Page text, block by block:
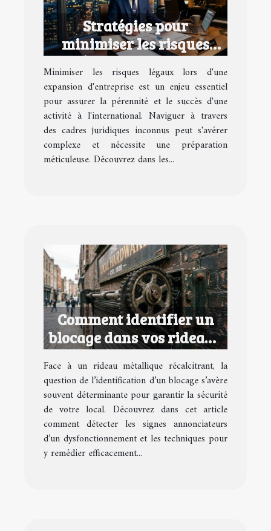
Stratégies pour
minimiser les risques
légaux lors d'une
expansion d'entreprise
Minimiser les risques légaux lors d'une
expansion d'entreprise est un enjeu essentiel
pour assurer la pérennité et le succès d'une
activité à l'international. Naviguer à travers
des cadres juridiques inconnus peut s'avérer
complexe et nécessite une préparation
méticuleuse. Découvrez dans les...
Comment identifier un
blocage dans vos rideaux
métalliques ?
Face à un rideau métallique récalcitrant, la
question de l’identification d’un blocage s’avère
souvent déterminante pour garantir la sécurité
de votre local. Découvrez dans cet article
comment détecter les signes annonciateurs
d’un dysfonctionnement et les techniques pour
y remédier efficacement...